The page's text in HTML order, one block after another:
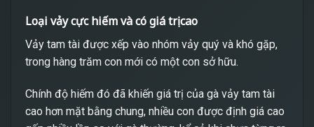
Loại vảy cực hiếm và có giá trị cao
Vảy tam tài được xếp vào nhóm vảy quý và khó gặp,
trong hàng trăm con mới có một con sở hữu.
Chính độ hiếm đó đã khiến giá trị của gà vảy tam tài
cao hơn mặt bằng chung, nhiều con được định giá cao